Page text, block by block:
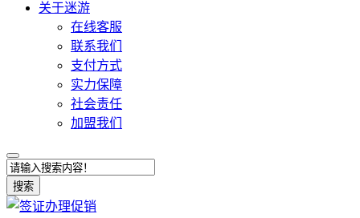
关于迷游
在线客服
联系我们
支付方式
实力保障
社会责任
加盟我们
搜索